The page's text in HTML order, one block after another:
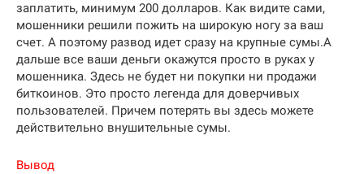
заплатить, минимум 200 долларов. Как видите сами,
мошенники решили пожить на широкую ногу за ваш
счет. А поэтому развод идет сразу на крупные сумы.А
дальше все ваши деньги окажутся просто в руках у
мошенника. Здесь не будет ни покупки ни продажи
биткоинов. Это просто легенда для доверчивых
пользователей. Причем потерять вы здесь можете
действительно внушительные сумы.
Вывод